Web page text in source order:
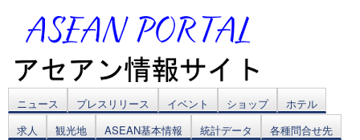
コ
ン
ニュース プレスリリース イベント ショップ
ホテル
求人
観光地 ASEAN基本情報 統計データ 各種問合せ先